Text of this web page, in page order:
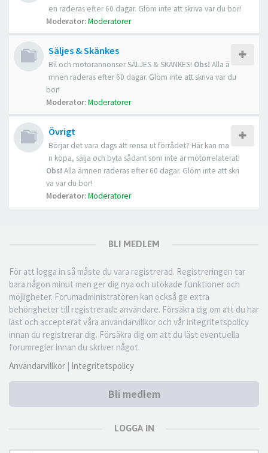
en raderas efter 60 dagar. Glöm inte att skriva var du bor!
Moderator:Moderatorer
Säljes & Skänkes
Bil och motorannonser SÄLJES & SKÄNKES! Obs! Alla ä
mnen raderas efter 60 dagar. Glöm inte att skriva var du
bor!
Moderator:Moderatorer
Övrigt
Börjar det vara dags att rensa ut förrådet? Här kan ma
n köpa, sälja och byta sådant som inte är motorrelaterat!
Obs! Alla ämnen raderas efter 60 dagar. Glöm inte att skri
va var du bor!
Moderator:Moderatorer
BLI MEDLEM
För att logga in så måste du vara registrerad. Registreringen tar
bara någon minut men ger dig nya och utökade funktioner och
möjligheter. Forumadministratören kan också ge extra
behörigheter till registrerade användare. Försäkra dig om att du har
läst och accepterat våra användarvillkor och vår integritetspolicy
innan du registrerar dig. Försäkra dig om att du läst eventuella
forumregler innan du skriver något.
Användarvillkor | Integritetspolicy
Bli medlem
LOGGA IN